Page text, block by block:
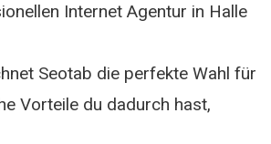
Internet Agentur in Halle
Seotab die perfekte Wahl für
Vorteile du dadurch hast,